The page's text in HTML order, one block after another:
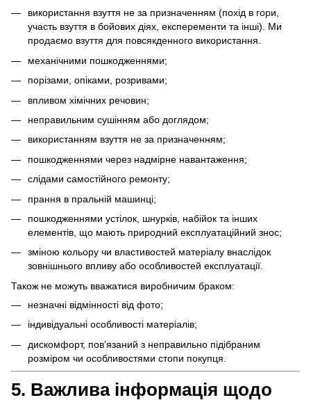
використання взуття не за призначенням (похід в гори,
участь взуття в бойових діях, експеременти та інші). Ми
продаємо взуття для повсякденного використання.
механічними пошкодженнями;
порізами, опіками, розривами;
впливом хімічних речовин;
неправильним сушінням або доглядом;
використанням взуття не за призначенням;
пошкодженнями через надмірне навантаження;
слідами самостійного ремонту;
прання в пральній машинці;
пошкодженнями устілок, шнурків, набійок та інших
елементів, що мають природний експлуатаційний знос;
зміною кольору чи властивостей матеріалу внаслідок
зовнішнього впливу або особливостей експлуатації.
Також не можуть вважатися виробничим браком:
незначні відмінності від фото;
індивідуальні особливості матеріалів;
дискомфорт, пов’язаний з неправильно підібраним
розміром чи особливостями стопи покупця.
5. Важлива інформація щодо